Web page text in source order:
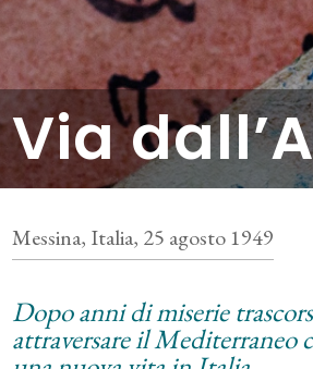
Via
Messina, Italia, 25 agosto 1949
Dopo anni di miserie
attraversare il Mediterraneo